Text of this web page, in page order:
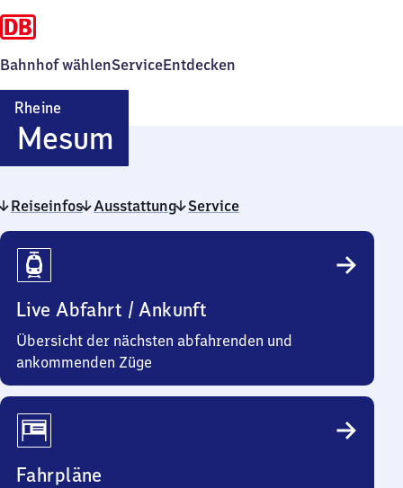
Bahnhof wählenServiceEntdecken
Rheine
MesumRheine-
Mesum
Reiseinfos Ausstattung Service
Reiseinfos
Live Abfahrt / Ankunft
Übersicht der nächsten abfahrenden und
ankommenden Züge
Fahrpläne